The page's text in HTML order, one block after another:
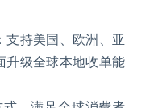
支持美国、欧洲、亚
升级全球本地收单能